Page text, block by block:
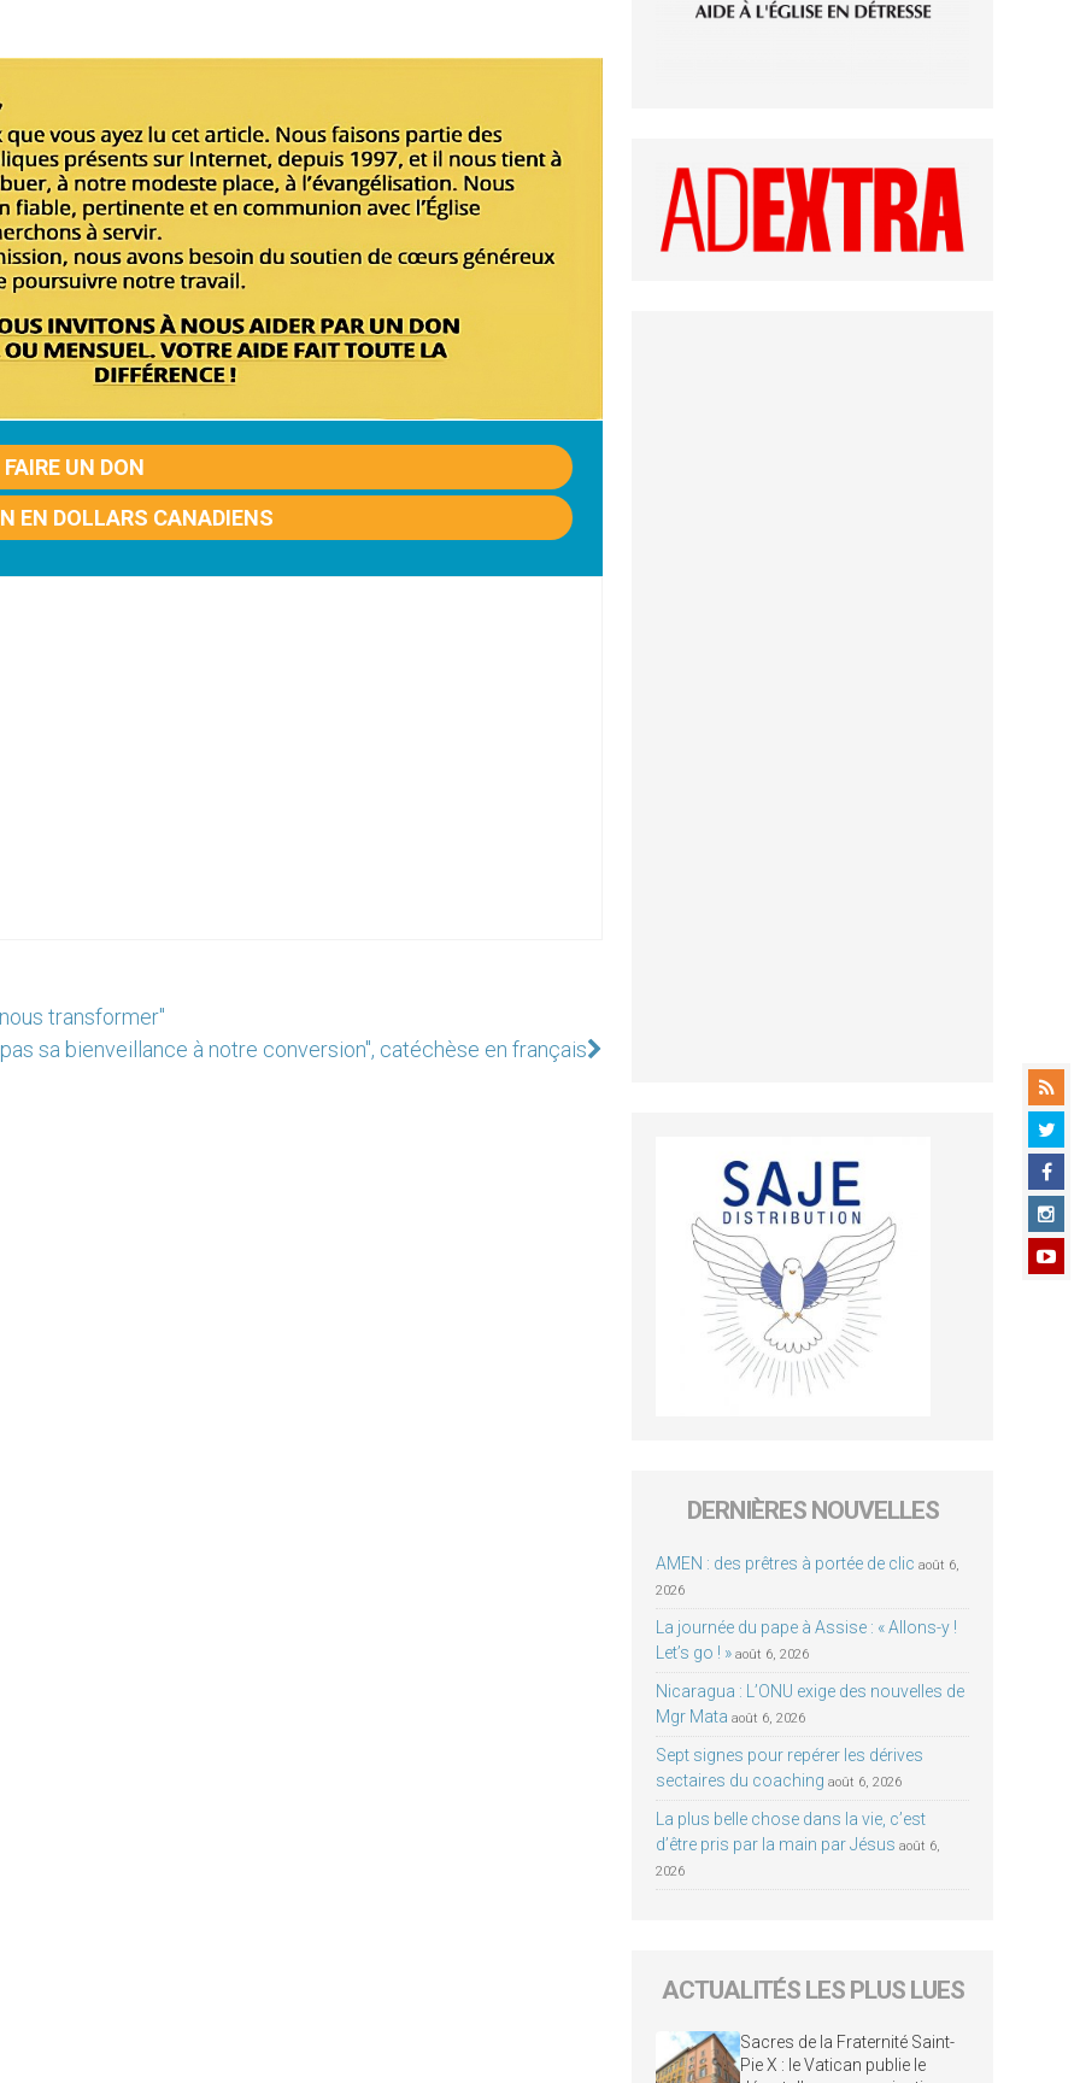
FAIRE UN DON
EN DOLLARS CANADIENS
transformer"
sa bienveillance à notre conversion", catéchèse en français
DERNIÈRES NOUVELLES
AMEN : des prêtres à portée de clic août 6,
2026
La journée du pape à Assise : « Allons-y !
Let’s go ! » août 6, 2026
Nicaragua : L’ONU exige des nouvelles de
Mgr Mata août 6, 2026
Sept signes pour repérer les dérives
sectaires du coaching août 6, 2026
La plus belle chose dans la vie, c’est
d’être pris par la main par Jésus août 6,
2026
ACTUALITÉS LES PLUS LUES
Sacres de la Fraternité Saint-
Pie X : le Vatican publie le